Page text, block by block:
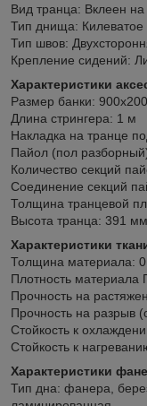
Вид транца: Вклеен на
Тип днища: Килеватое
Тип швов:
Крепление сидений:
Характеристики
Размер банки:
Длина стрингера: 1 м
Накладка на транце
Пайол (пол
Количество секций
Соединение секций
Толщина транцевой
Высота транца: 391 мм
Характеристики
Толщина материала:
Плотность материала
Прочность на
Прочность на разрыв
Стойкость к
Стойкость к
Характеристики
Тип дна: фанера,